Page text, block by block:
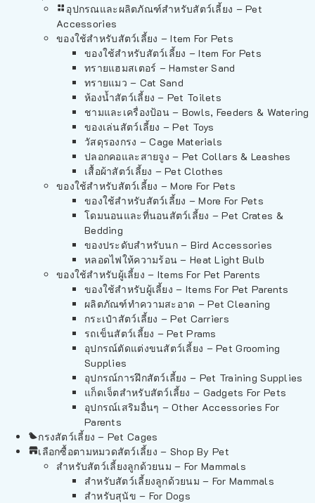
อุปกรณและผลิตภัณฑ์สำหรับสัตว์เลี้ยง – Pet
Accessories
ของใช้สำหรับสัตว์เลี้ยง – Item For Pets
ของใช้สำหรับสัตว์เลี้ยง – Item For Pets
ทรายแฮมสเตอร์ – Hamster Sand
ทรายแมว – Cat Sand
ห้องน้ำสัตว์เลี้ยง – Pet Toilets
ชามและเครื่องป้อน – Bowls, Feeders & Watering
ของเล่นสัตว์เลี้ยง – Pet Toys
วัสดุรองกรง – Cage Materials
ปลอกคอและสายจูง – Pet Collars & Leashes
เสื้อผ้าสัตว์เลี้ยง – Pet Clothes
ของใช้สำหรับสัตว์เลี้ยง – More For Pets
ของใช้สำหรับสัตว์เลี้ยง – More For Pets
โดมนอนและที่นอนสัตว์เลี้ยง – Pet Crates &
Bedding
ของประดับสำหรับนก – Bird Accessories
หลอดไฟให้ความร้อน – Heat Light Bulb
ของใช้สำหรับผู้เลี้ยง – Items For Pet Parents
ของใช้สำหรับผู้เลี้ยง – Items For Pet Parents
ผลิตภัณฑ์ทำความสะอาด – Pet Cleaning
กระเป๋าสัตว์เลี้ยง – Pet Carriers
รถเข็นสัตว์เลี้ยง – Pet Prams
อุปกรณ์ตัดแต่งขนสัตว์เลี้ยง – Pet Grooming
Supplies
อุปกรณ์การฝึกสัตว์เลี้ยง – Pet Training Supplies
แก็ดเจ็ตสำหรับสัตว์เลี้ยง – Gadgets For Pets
อุปกรณ์เสริมอื่นๆ – Other Accessories For
Parents
กรงสัตว์เลี้ยง – Pet Cages
เลือกซื้อตามหมวดสัตว์เลี้ยง – Shop By Pet
สำหรับสัตว์เลี้ยงลูกด้วยนม – For Mammals
สำหรับสัตว์เลี้ยงลูกด้วยนม – For Mammals
สำหรับสุนัข – For Dogs